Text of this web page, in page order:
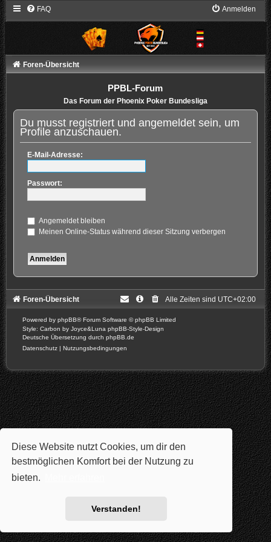
Diese Website nutzt Cookies, um dir den
bestmöglichen Komfort bei der Nutzung zu
bieten.
Verstanden!
FAQ Anmelden
Foren-Übersicht
PPBL-Forum
Das Forum der Phoenix Poker Bundesliga
Du musst registriert und angemeldet sein, um
Profile anzuschauen.
E-Mail-Adresse:
Passwort:
Angemeldet bleiben
Meinen Online-Status während dieser Sitzung verbergen
Foren-Übersicht Alle Zeiten sind UTC+02:00
Powered by phpBB® Forum Software © phpBB Limited
Style: Carbon by Joyce&Luna phpBB-Style-Design
Deutsche Übersetzung durch phpBB.de
Datenschutz | Nutzungsbedingungen